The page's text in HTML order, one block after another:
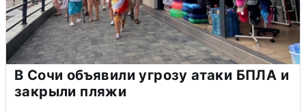
В Сочи объявили угрозу атаки БПЛА и
закрыли пляжи